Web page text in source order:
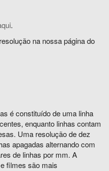
.
na nossa página do
é constituído de uma linha
enquanto linhas contam
Uma resolução de dez
apagadas alternando com
de linhas por mm. A
filmes são mais